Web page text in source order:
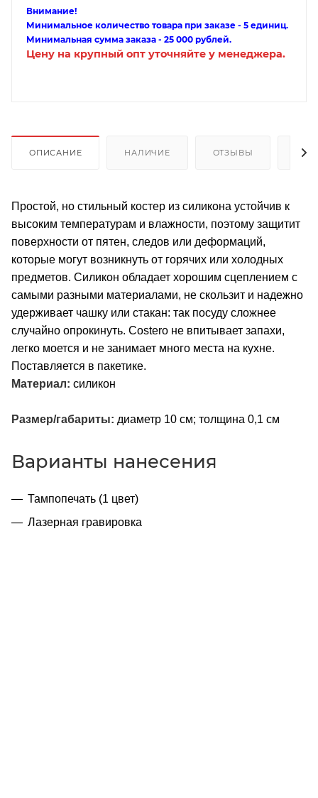
Внимание!
Минимальное количество товара при заказе - 5 единиц.
Минимальная сумма заказа - 25 000 рублей.
Цену на крупный опт уточняйте у менеджера.
ОПИСАНИЕ НАЛИЧИЕ ОТЗЫВЫ
Простой, но стильный костер из силикона устойчив к
высоким температурам и влажности, поэтому защитит
поверхности от пятен, следов или деформаций,
которые могут возникнуть от горячих или холодных
предметов. Силикон обладает хорошим сцеплением с
самыми разными материалами, не скользит и надежно
удерживает чашку или стакан: так посуду сложнее
случайно опрокинуть. Costero не впитывает запахи,
легко моется и не занимает много места на кухне.
Поставляется в пакетике.
Материал: силикон
Размер/габариты: диаметр 10 см; толщина 0,1 см
Варианты нанесения
Тампопечать (1 цвет)
Лазерная гравировка